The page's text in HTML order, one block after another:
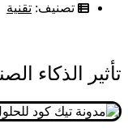
تصنيف: تقنية
تأثير الذكاء